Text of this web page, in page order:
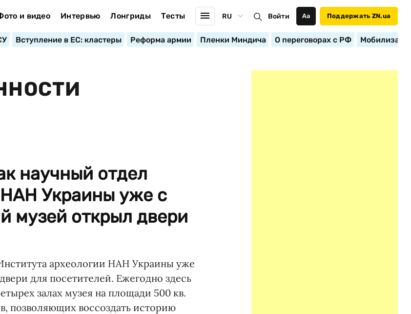
и видео Интервью Лонгриды Тесты RU Войти Аа Поддержать ZN.ua
Вступление в ЕС: кластеры Реформа армии Пленки Миндича О переговорах с РФ
научный отдел
НАН Украины уже с
музей открыл двери
археологии НАН Украины уже
для посетителей. Ежегодно здесь
залах музея на площади 500 кв.
позволяющих воссоздать историю